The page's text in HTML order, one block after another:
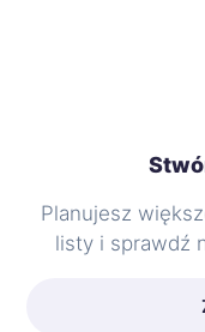
Planujesz
listy i sprawdź